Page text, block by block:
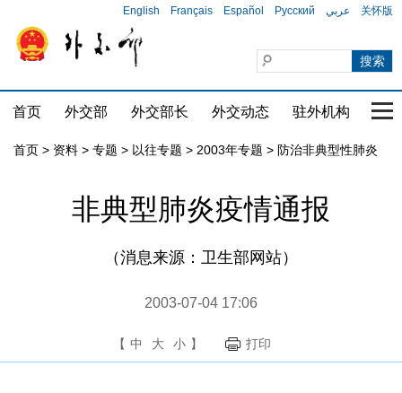
English Français Español Русский عربي 关怀版
首页 外交部 外交部长 外交动态 驻外机构 国
首页 > 资料 > 专题 > 以往专题 > 2003年专题 > 防治非典型性肺炎
非典型肺炎疫情通报
（消息来源：卫生部网站）
2003-07-04 17:06
【 中 大 小 】 打印